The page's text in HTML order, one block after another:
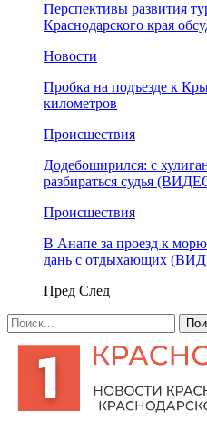
Перспективы развития
Краснодарского края
Новости
Пробка на подъезде к
километров
Происшествия
Додебоширился: с
разбираться судья
Происшествия
В Анапе за проезд к
дань с отдыхающих
Пред След